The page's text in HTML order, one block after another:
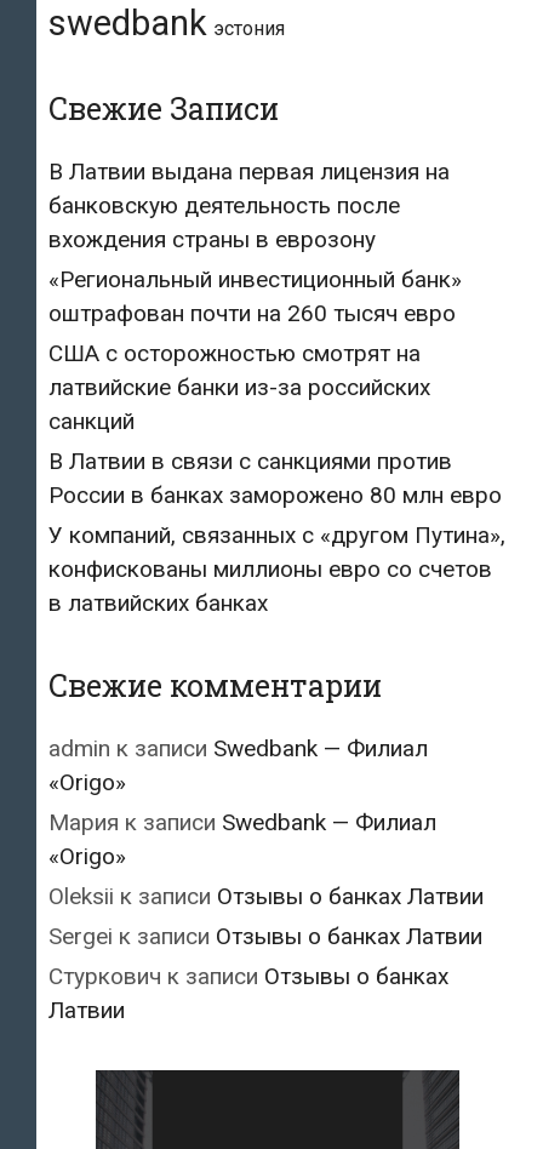
swedbank эстония
Свежие Записи
В Латвии выдана первая лицензия на
банковскую деятельность после
вхождения страны в еврозону
«Региональный инвестиционный банк»
оштрафован почти на 260 тысяч евро
США с осторожностью смотрят на
латвийские банки из-за российских
санкций
В Латвии в связи с санкциями против
России в банках заморожено 80 млн евро
У компаний, связанных с «другом Путина»,
конфискованы миллионы евро со счетов
в латвийских банках
Свежие комментарии
admin к записи Swedbank — Филиал
«Origo»
Мария к записи Swedbank — Филиал
«Origo»
Oleksii к записи Отзывы о банках Латвии
Sergei к записи Отзывы о банках Латвии
Стуркович к записи Отзывы о банках
Латвии